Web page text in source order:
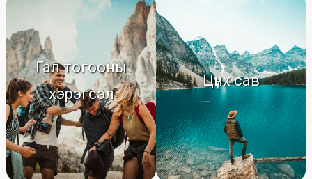
Гал тогооны
хэрэгсэл
Цүнх сав